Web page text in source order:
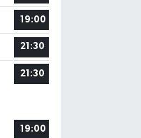
19:00
21:30
21:30
19:00